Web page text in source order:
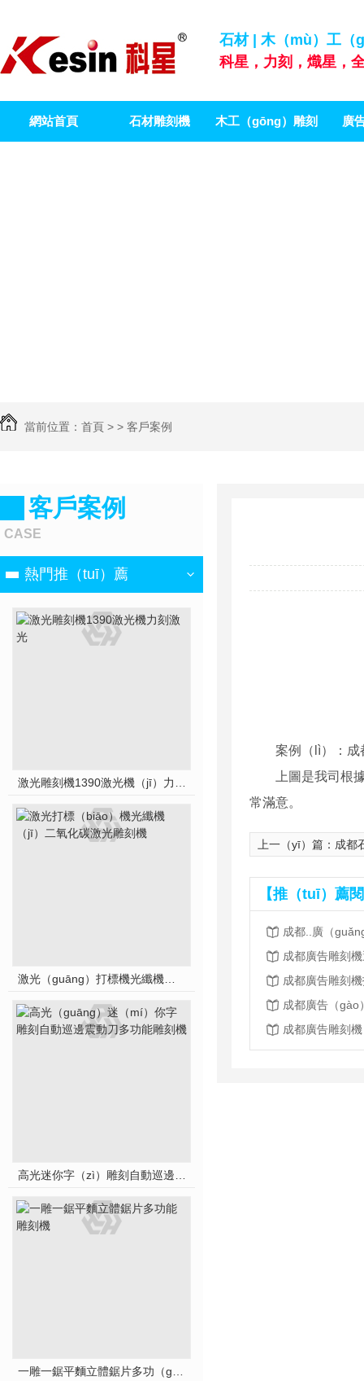
石材 | 木（mù）工（
科星，力刻，熾星，
網站首頁 石材雕刻機 木工（gōng）雕刻 廣
當前位置： 首頁 > > 客戶案例
客戶案例
CASE
熱門推（tuī）薦
案例（lì）：成
上圖是我司根
常滿意。
上一（yī）篇： 成都
【推（tuī）薦
成都..廣（
成都廣告雕刻
成都廣告雕刻
成都廣告雕刻機